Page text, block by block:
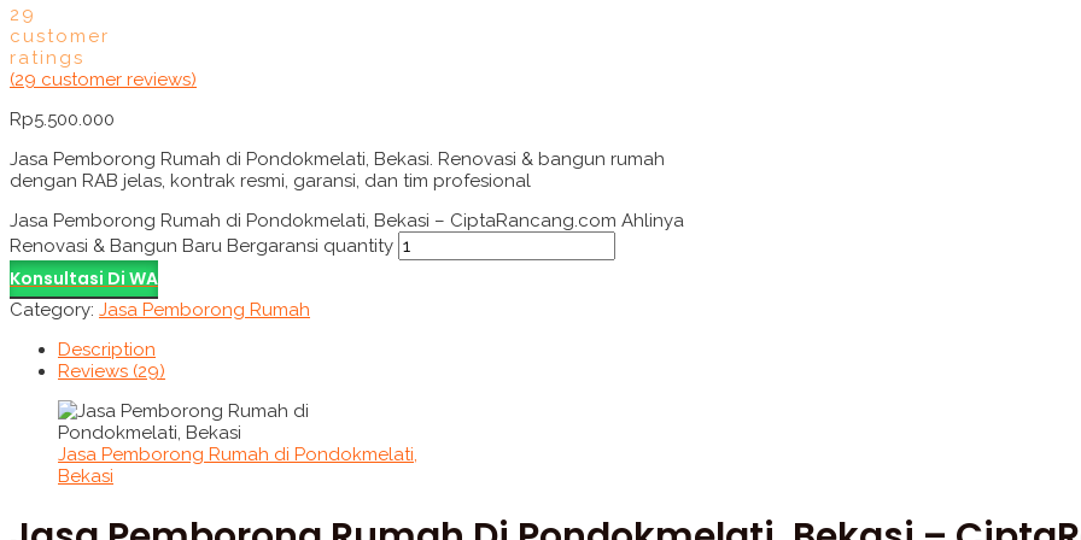
29
customer
ratings
(29 customer reviews)
Rp5.500.000
Jasa Pemborong Rumah di Pondokmelati, Bekasi. Renovasi & bangun rumah
dengan RAB jelas, kontrak resmi, garansi, dan tim profesional
Jasa Pemborong Rumah di Pondokmelati, Bekasi – CiptaRancang.com Ahlinya
Renovasi & Bangun Baru Bergaransi quantity
Konsultasi Di WA
Category: Jasa Pemborong Rumah
Description
Reviews (29)
Jasa Pemborong Rumah di Pondokmelati,
Bekasi